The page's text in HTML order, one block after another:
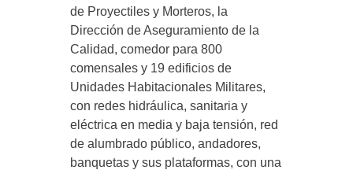
de Proyectiles y Morteros, la
Dirección de Aseguramiento de la
Calidad, comedor para 800
comensales y 19 edificios de
Unidades Habitacionales Militares,
con redes hidráulica, sanitaria y
eléctrica en media y baja tensión, red
de alumbrado público, andadores,
banquetas y sus plataformas, con una